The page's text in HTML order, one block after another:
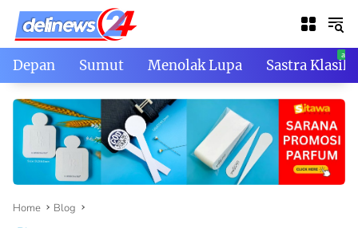
Skip
content
Depan Sumut Menolak Lupa Sastra Klasik
Home Blog